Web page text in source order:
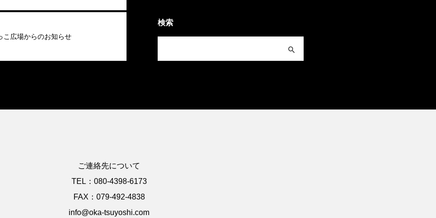
こ広場からのお知らせ
検索
ご連絡先について
TEL：080-4398-6173
FAX：079-492-4838
info@oka-tsuyoshi.com